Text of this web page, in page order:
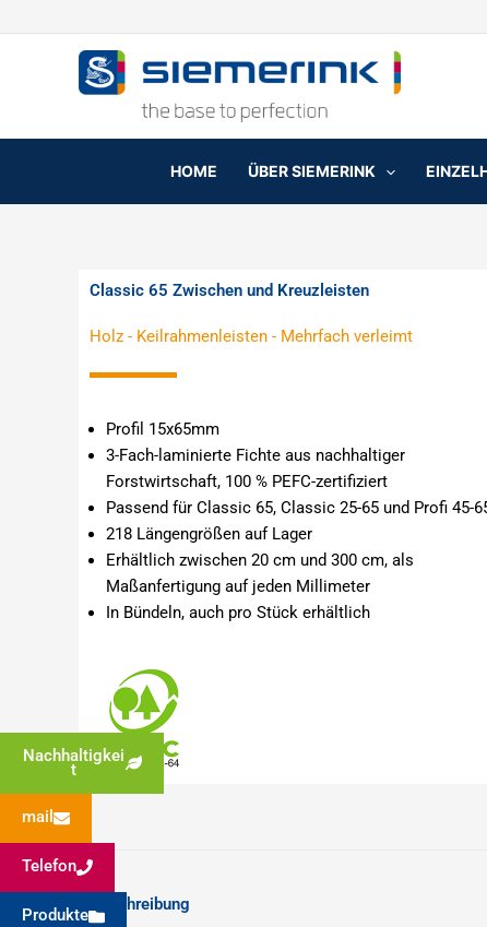
Inhalt
HOME ÜBER SIEMERINK
Classic 65 Zwischen und Kreuzleisten
Holz - Keilrahmenleisten - Mehrfach verleimt
Profil 15x65mm
3-Fach-laminierte Fichte aus nachhaltiger
Forstwirtschaft, 100 % PEFC-zertifiziert
Passend für Classic 65, Classic 25-65 und Profi 45-
218 Längengrößen auf Lager
Erhältlich zwischen 20 cm und 300 cm, als
Maßanfertigung auf jeden Millimeter
In Bündeln, auch pro Stück erhältlich
Beschreibung
Nachhaltigkei
t
mail
Telefon
Produkte